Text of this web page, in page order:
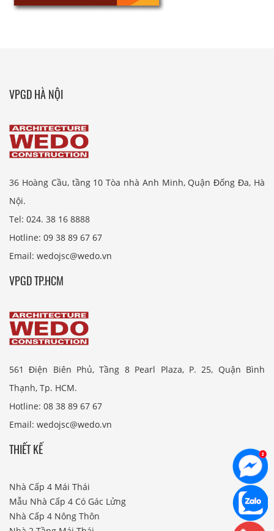
VPGD HÀ NỘI
36 Hoàng Cầu, tầng 10 Tòa nhà Anh Minh, Quận Đống Đa, Hà
Nội.
Tel: 024. 38 16 8888
Hotline: 09 38 89 67 67
Email: wedojsc@wedo.vn
VPGD TP.HCM
561 Điện Biên Phủ, Tầng 8 Pearl Plaza, P. 25, Quận Bình
Thạnh, Tp. HCM.
Hotline: 08 38 89 67 67
Email: wedojsc@wedo.vn
THIẾT KẾ
Nhà Cấp 4 Mái Thái
Mẫu Nhà Cấp 4 Có Gác Lửng
Nhà Cấp 4 Nông Thôn